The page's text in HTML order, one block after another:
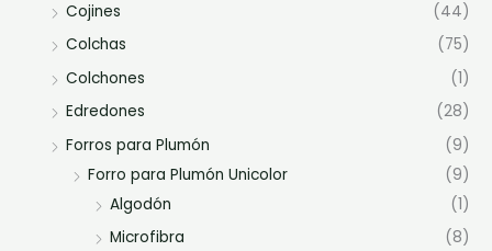
Cojines
(44)
Colchas
(75)
Colchones
(1)
Edredones
(28)
Forros para Plumón
(9)
Forro para Plumón Unicolor
(9)
Algodón
(1)
Microfibra
(8)